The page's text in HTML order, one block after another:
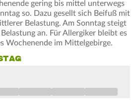
gering bis mittel unterwegs
so. Dazu gesellt sich Beifuß mit
Belastung. Am Sonntag steigt
an. Für Allergiker bleibt es
Wochenende im Mittelgebirge.